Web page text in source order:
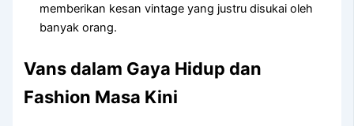
memberikan kesan vintage yang justru disukai oleh
banyak orang.
Vans dalam Gaya Hidup dan
Fashion Masa Kini